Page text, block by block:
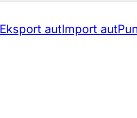
Eksport autImport aut